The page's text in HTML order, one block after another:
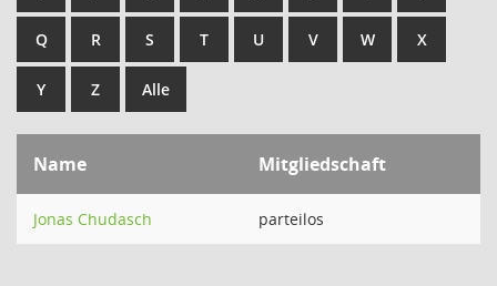
Q R S T U V W X
Y Z Alle
Name Mitgliedschaft
Jonas Chudasch parteilos